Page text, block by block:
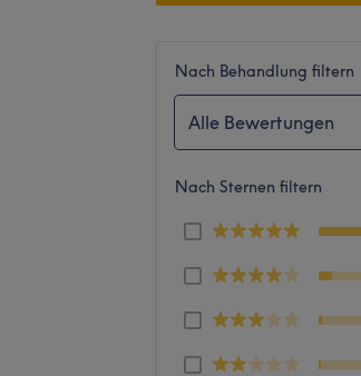
Nach Behandlung filtern
Alle Bewertungen
Nach Sternen filtern